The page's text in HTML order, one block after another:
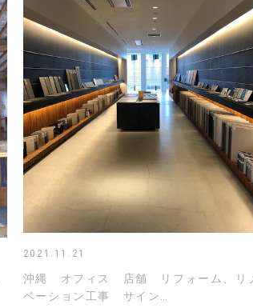
2021.11.21
沖縄 オフィス 店舗 リフォーム、リ
ベーション工事 サイン…